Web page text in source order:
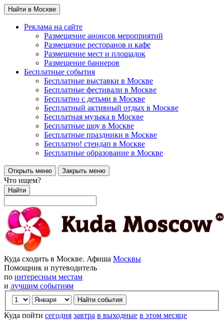
Найти в Москве
Реклама на сайте
Размещение анонсов мероприятий
Размещение ресторанов и кафе
Размещение мест и площадок
Размещение баннеров
Бесплатные события
Бесплатные выставки в Москве
Бесплатные фестивали в Москве
Бесплатно с детьми в Москве
Бесплатный активный отдых в Москве
Бесплатная музыка в Москве
Бесплатные шоу в Москве
Бесплатные праздники в Москве
Бесплатно! стендап в Москве
Бесплатные образование в Москве
Открыть меню Закрыть меню
Что ищем?
Найти
Куда сходить в Москве. Афиша Москвы
Помощник и путеводитель
по интересным местам
и лучшим событиям
Куда пойти сегодня завтра в выходные в этом месяце